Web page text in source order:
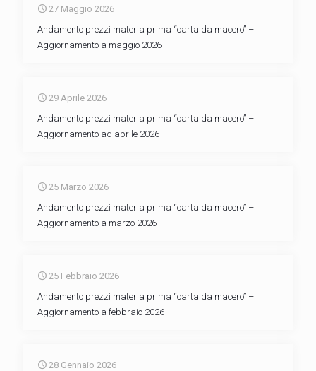
27 Maggio 2026
Andamento prezzi materia prima “carta da macero” –
Aggiornamento a maggio 2026
29 Aprile 2026
Andamento prezzi materia prima “carta da macero” –
Aggiornamento ad aprile 2026
25 Marzo 2026
Andamento prezzi materia prima “carta da macero” –
Aggiornamento a marzo 2026
25 Febbraio 2026
Andamento prezzi materia prima “carta da macero” –
Aggiornamento a febbraio 2026
28 Gennaio 2026